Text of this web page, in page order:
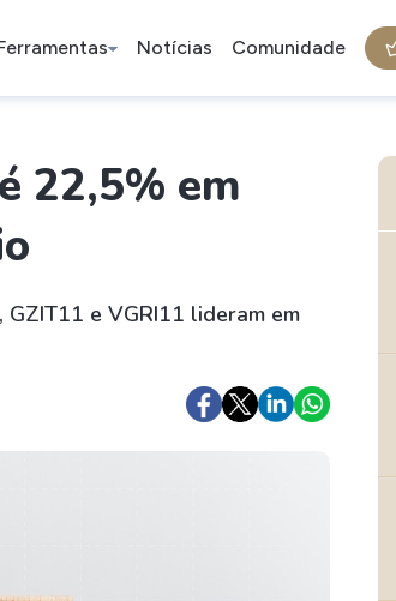
Notícias Comunidade
Pesquisar
JBS
Criptomoedas
22,5% em
e VGRI11 lideram em